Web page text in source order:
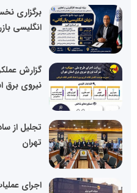
برگزاری
انگلیسی
گزارش
نیروی برق
تجلیل از
تهران
اجرای